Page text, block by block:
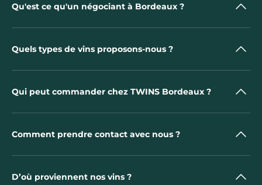
Qu'est ce qu'un négociant à Bordeaux ?
Quels types de vins proposons-nous ?
Qui peut commander chez TWINS Bordeaux ?
Comment prendre contact avec nous ?
D’où proviennent nos vins ?